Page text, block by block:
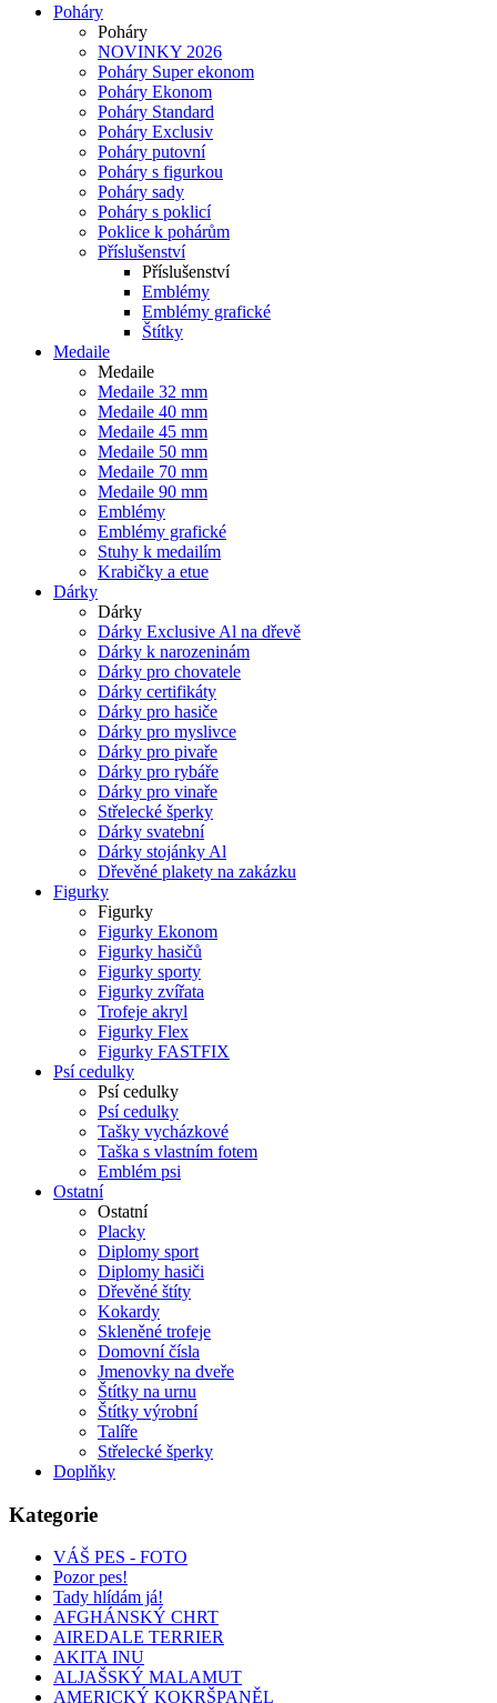
Poháry
Poháry
NOVINKY 2026
Poháry Super ekonom
Poháry Ekonom
Poháry Standard
Poháry Exclusiv
Poháry putovní
Poháry s figurkou
Poháry sady
Poháry s poklicí
Poklice k pohárům
Příslušenství
Příslušenství
Emblémy
Emblémy grafické
Štítky
Medaile
Medaile
Medaile 32 mm
Medaile 40 mm
Medaile 45 mm
Medaile 50 mm
Medaile 70 mm
Medaile 90 mm
Emblémy
Emblémy grafické
Stuhy k medailím
Krabičky a etue
Dárky
Dárky
Dárky Exclusive Al na dřevě
Dárky k narozeninám
Dárky pro chovatele
Dárky certifikáty
Dárky pro hasiče
Dárky pro myslivce
Dárky pro pivaře
Dárky pro rybáře
Dárky pro vinaře
Střelecké šperky
Dárky svatební
Dárky stojánky Al
Dřevěné plakety na zakázku
Figurky
Figurky
Figurky Ekonom
Figurky hasičů
Figurky sporty
Figurky zvířata
Trofeje akryl
Figurky Flex
Figurky FASTFIX
Psí cedulky
Psí cedulky
Psí cedulky
Tašky vycházkové
Taška s vlastním fotem
Emblém psi
Ostatní
Ostatní
Placky
Diplomy sport
Diplomy hasiči
Dřevěné štíty
Kokardy
Skleněné trofeje
Domovní čísla
Jmenovky na dveře
Štítky na urnu
Štítky výrobní
Talíře
Střelecké šperky
Doplňky
Kategorie
VÁŠ PES - FOTO
Pozor pes!
Tady hlídám já!
AFGHÁNSKÝ CHRT
AIREDALE TERRIER
AKITA INU
ALJAŠSKÝ MALAMUT
AMERICKÝ KOKRŠPANĚL